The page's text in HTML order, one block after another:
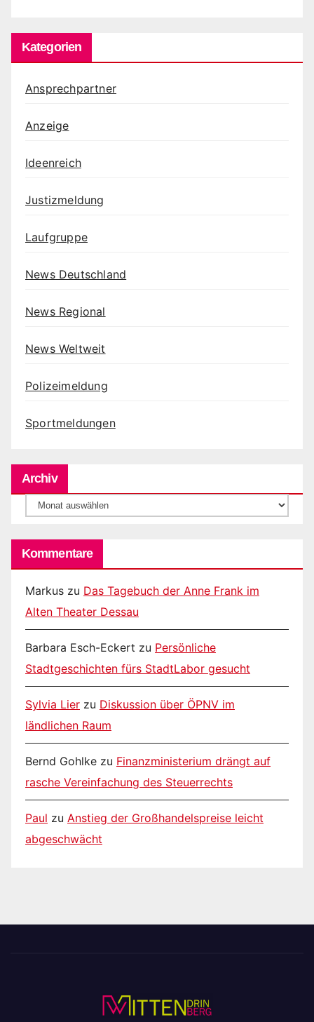
Kategorien
Ansprechpartner
Anzeige
Ideenreich
Justizmeldung
Laufgruppe
News Deutschland
News Regional
News Weltweit
Polizeimeldung
Sportmeldungen
Archiv
Archiv
Kommentare
Markus zu Das Tagebuch der Anne Frank im
Alten Theater Dessau
Barbara Esch-Eckert zu Persönliche
Stadtgeschichten fürs StadtLabor gesucht
Sylvia Lier zu Diskussion über ÖPNV im
ländlichen Raum
Bernd Gohlke zu Finanzministerium drängt auf
rasche Vereinfachung des Steuerrechts
Paul zu Anstieg der Großhandelspreise leicht
abgeschwächt